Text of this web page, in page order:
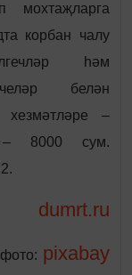
мохтаҗларга
корбан чалу
һәм
белән
–
– 8000 сум.
dumrt.ru
фото: pixabay